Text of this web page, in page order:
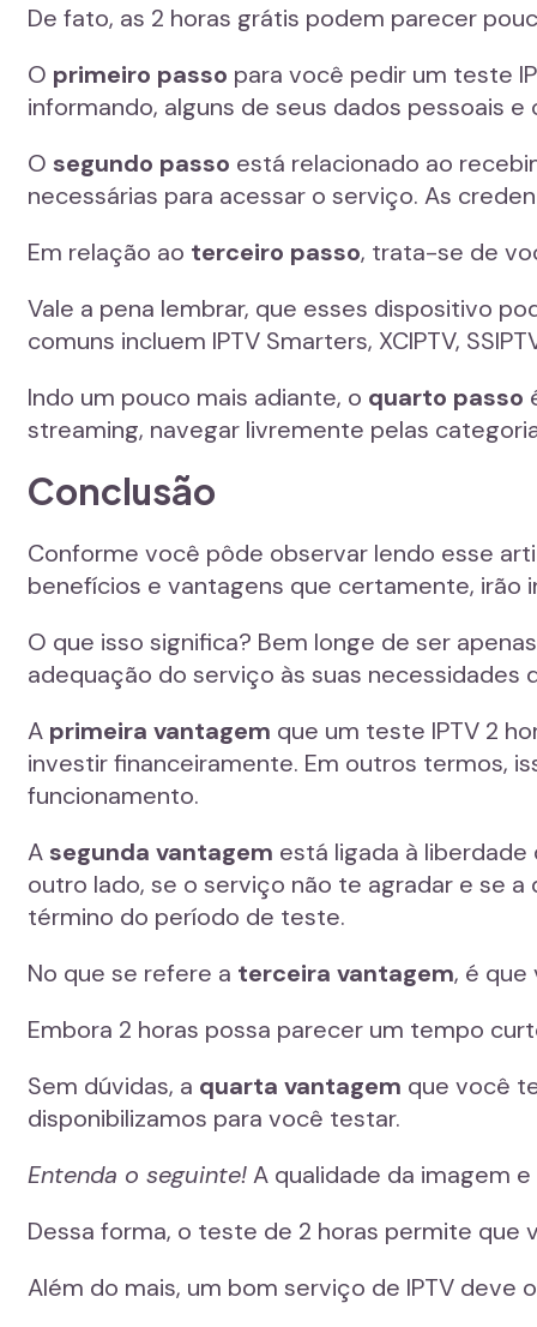
De fato, as 2 horas grátis podem parecer
O primeiro passo para você pedir um teste
informando, alguns de seus dados pessoais
O segundo passo está relacionado ao
necessárias para acessar o serviço. As
Em relação ao terceiro passo, trata-se de
Vale a pena lembrar, que esses dispositivo
comuns incluem IPTV Smarters, XCIPTV,
Indo um pouco mais adiante, o quarto passo
streaming, navegar livremente pelas
Conclusão
Conforme você pôde observar lendo esse
benefícios e vantagens que certamente, irão
O que isso significa? Bem longe de ser
adequação do serviço às suas
A primeira vantagem que um teste IPTV 2
investir financeiramente. Em outros termos,
funcionamento.
A segunda vantagem está ligada à
outro lado, se o serviço não te agradar e se
término do período de teste.
No que se refere a terceira vantagem, é que
Embora 2 horas possa parecer um tempo
Sem dúvidas, a quarta vantagem que você
disponibilizamos para você testar.
Entenda o seguinte!A qualidade da imagem
Dessa forma, o teste de 2 horas permite que
Além do mais, um bom serviço de IPTV